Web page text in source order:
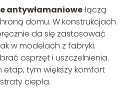
antywłamaniowełączą
domu. W konstrukcjach
da się zastosować
w modelach z fabryki.
osprzęt i uszczelnienia.
etap, tym większy komfort
ciepła.